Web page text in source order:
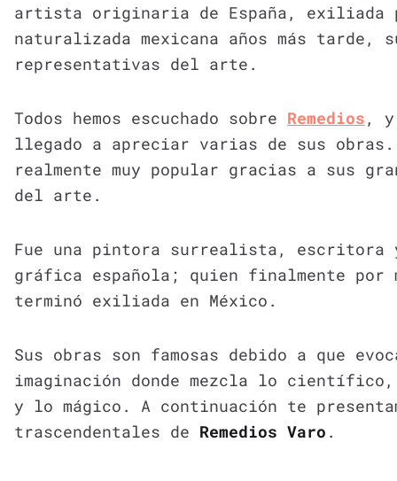
artista originaria de España, exiliada
naturalizada mexicana años más tarde,
representativas del arte.
Todos hemos escuchado sobre Remedios , y
llegado a apreciar varias de sus
realmente muy popular gracias a sus
del arte.
Fue una pintora surrealista,
gráfica española; quien finalmente por
terminó exiliada en México.
Sus obras son famosas debido a que
imaginación donde mezcla lo
y lo mágico. A continuación te
trascendentales de Remedios Varo .